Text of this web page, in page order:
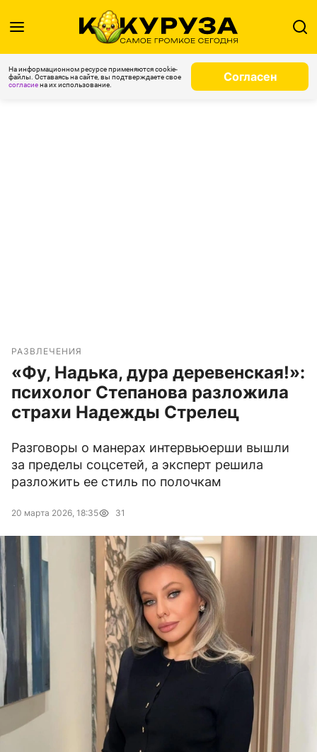
На информационном ресурсе применяются cookie-
файлы. Оставаясь на сайте, вы подтверждаете свое
согласиена их использование.
Согласен
РАЗВЛЕЧЕНИЯ
«Фу, Надька, дура деревенская!»:
психолог Степанова разложила
страхи Надежды Стрелец
Разговоры о манерах интервьюерши вышли
за пределы соцсетей, а эксперт решила
разложить ее стиль по полочкам
20 марта 2026, 18:35 31